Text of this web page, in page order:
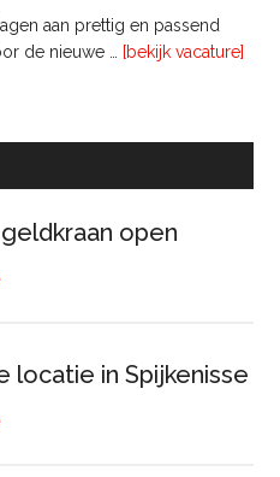
aan prettig en passend
de nieuwe …
[bekijk vacature]
open
locatie in Spijkenisse